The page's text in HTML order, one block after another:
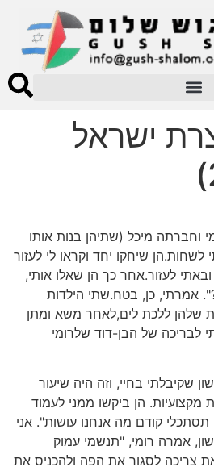
ישראל
וחברתה מיכל (שתיהן בנות אותו
לשחות.הן שיחקו יחד וקראו לי לעזור
לעזור.אחר כך הן שאלו אותי,
אמרתי, כן, בטח.שתי הילדות
שלהן ללכת לים,לאחר משא ומתן
לבריכה של הבן-דוד שלרומי
שקיבלתי בחיי, וזה היה שיעור
מקצועיות. הן ביקשו ממני לעמוד
קודם מה אנחנו עושות". אני
אמרה רומי, "תנשמי עמוק
צריכה לסגור את הפה ולהכניס את